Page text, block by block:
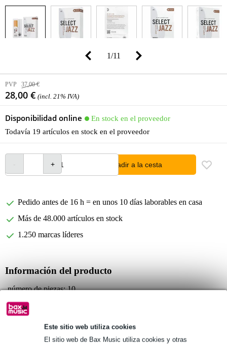
Este sitio web utiliza cookies
El sitio web de Bax Music utiliza cookies y otras
1/11
PVP 37,00 €
28,00 € (incl. 21% IVA)
Disponibilidad online
En stock en el proveedor
Todavía 19 artículos en stock en el proveedor
añadir a la cesta
Pedido antes de 16 h = en unos 10 días laborables en casa
Más de 48.000 artículos en stock
1.250 marcas líderes
Información del producto
número de piezas: 10
tipo: sin archivar
resistencia: 4 blando
Especificaciones completas